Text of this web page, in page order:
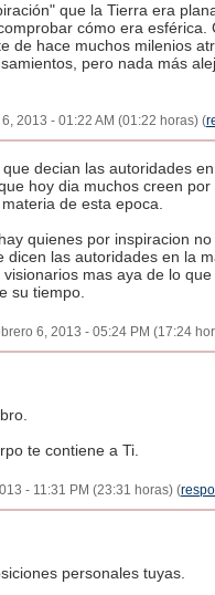
que la Tierra era
cómo era esférica.
de hace muchos milenios
pero nada más
2013 - 01:22 AM (01:22 horas) (
decian las autoridades
hoy dia muchos creen
de esta epoca.
quienes por inspiracion no
dicen las autoridades en la
mas aya de lo
su tiempo.
6, 2013 - 05:24 PM (17:24
te contiene a Ti.
- 11:31 PM (23:31 horas) (
personales tuyas.